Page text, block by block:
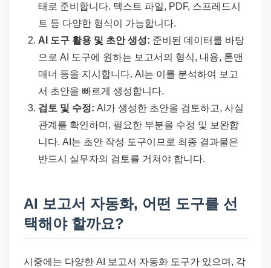
태로 준비합니다. 텍스트 파일, PDF, 스프레드시
트 등 다양한 형식이 가능합니다.
AI 도구 활용 및 초안 생성: 준비된 데이터를 바탕
으로 AI 도구에 원하는 보고서의 형식, 내용, 톤앤
매너 등을 지시합니다. AI는 이를 분석하여 보고
서 초안을 빠르게 생성합니다.
검토 및 수정: AI가 생성한 초안을 검토하고, 사실
관계를 확인하며, 필요한 부분을 수정 및 보완합
니다. AI는 초안 작성 도구이므로 최종 결과물은
반드시 실무자의 검토를 거쳐야 합니다.
AI 보고서 자동화, 어떤 도구를 선
택해야 할까요?
시중에는 다양한 AI 보고서 자동화 도구가 있으며, 각